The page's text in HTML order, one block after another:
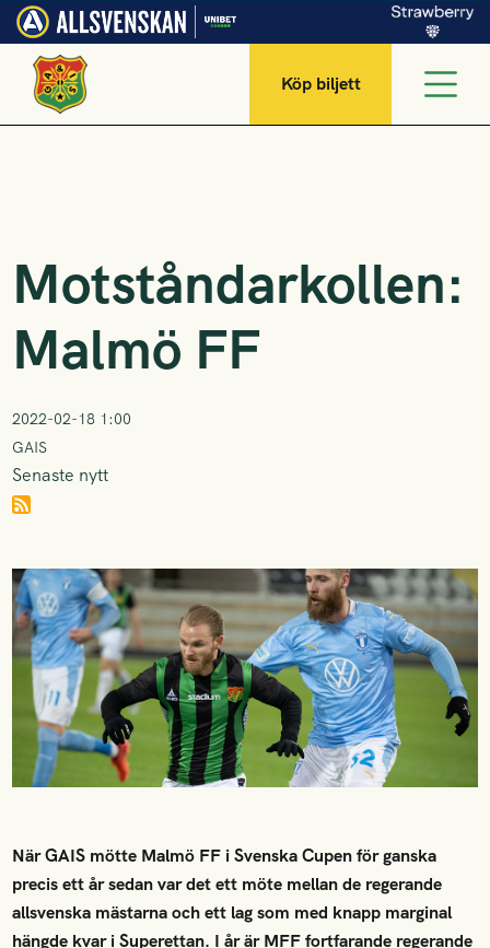
Köp biljett
Motståndarkollen:
Malmö FF
2022-02-18 1:00
GAIS
Senaste nytt
När GAIS mötte Malmö FF i Svenska Cupen för ganska
precis ett år sedan var det ett möte mellan de regerande
allsvenska mästarna och ett lag som med knapp marginal
hängde kvar i Superettan. I år är MFF fortfarande regerande